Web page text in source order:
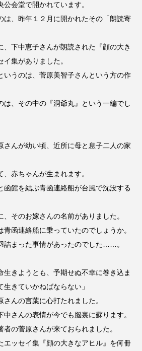
MEETINGのつながるラジオ
ト農業推進プロジェクト関西学院
Season
The Room Next Door
の子連れハワイ旅珍道中
（Gosh!!）このヤロウMOVIE」
、とまだ言えない僕は』
団「さくらんぼ」
会堂で開かれています。
は、昨年１２月に開かれたその「朗読寄
、下中恵子さんが朗読された『顔の大き
集がありました。
いうのは、菅原美智子さんという方の作
は、その中の『洞爺丸』という一編でし
さんが幼い頃、近所に母と息子二人の家
赤ちゃんが生まれます。
函館を結ぶ青函連絡船が台風で沈没する
そのお嫁さんの名前がありました。
青函連絡船に乗っていたのでしょうか。
詰まった事情があったのでした……。
生きようとも、予期せぬ不幸に巻き込ま
きていかねばならない」
んの言葉に心打たれました。
さんの表情が今でも脳裏に蘇ります。
の菅原さんが来ておられました。
エッセイ集『顔の大きなアヒル』を何冊